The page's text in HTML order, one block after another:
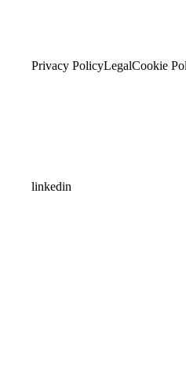
Privacy PolicyLegalCookie
linkedin